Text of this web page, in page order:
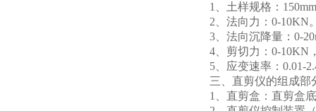
1、土样规格：
2、法向力：0-10KN
3、法向沉降量：0-
4、剪切力：0-10KN，
5、应变速率：0.01-
三、直剪仪的组成部
1、直剪盒：直剪盒底